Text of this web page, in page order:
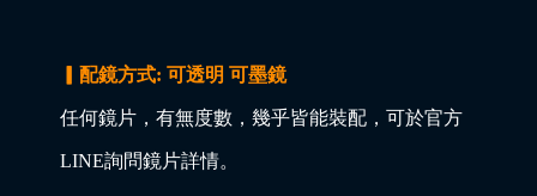
▎配鏡方式: 可透明 可墨鏡
任何鏡片，有無度數，幾乎皆能裝配，可於官方
LINE詢問鏡片詳情。